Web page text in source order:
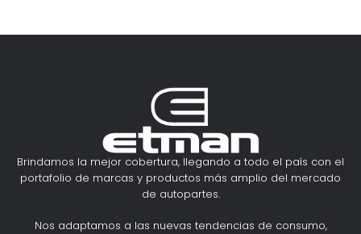
Brindamos la mejor cobertura, llegando a todo el país con el
portafolio de marcas y productos más amplio del mercado
de autopartes.
Nos adaptamos a las nuevas tendencias de consumo,